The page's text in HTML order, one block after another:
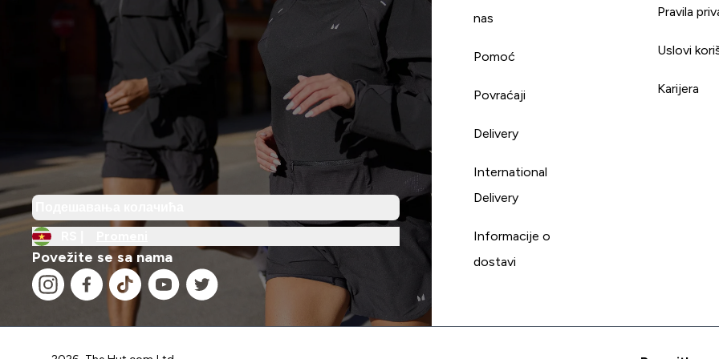
Povežite se sa nama
nas
Pomoć
Povraćaji
Delivery
International
Delivery
Informacije o
dostavi
Pravila
Uslovi
Karijera